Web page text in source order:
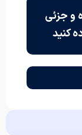
و جزئی
کنید